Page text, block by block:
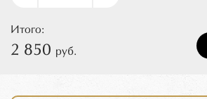
Итого:
2 850 руб.